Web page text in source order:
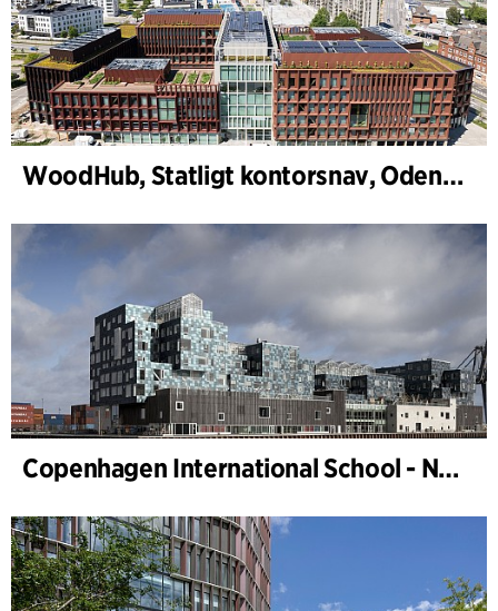
WoodHub, Statligt kontorsnav, Odense
Copenhagen International School - Nordhavn